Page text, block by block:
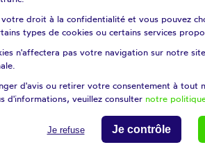
La
La
saint-père Le
de-velluire Le
Le
Les
votre droit à la confidentialité et vous pouvez
types de cookies ou certains services
n'affectera pas votre navigation sur notre
d'avis ou retirer votre consentement à tout
d'informations, veuillez consulter notre
Je refuse Je contrôle